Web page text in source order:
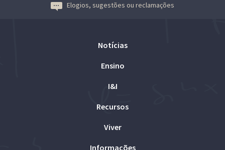
Elogios, sugestões ou reclamações
Notícias
Ensino
I&I
Recursos
Viver
Informações